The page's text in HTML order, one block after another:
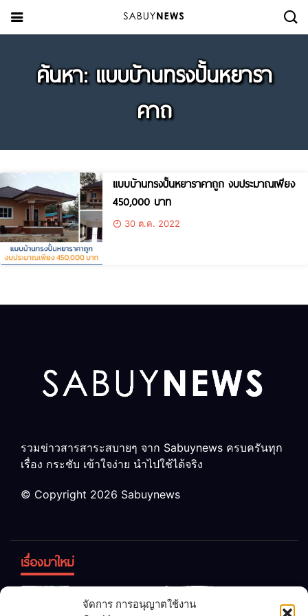
จัดการ การอนุญาตใช้งาน
ค้นหา: แบบบ้านทรงปั้นหยารา
คาถ
แบบบ้านทรงปั้นหยาราคาถูก งบประมาณเพียง
450,000 บาท￼
30 ต.ค. 2022
รวมข่าวสารสาระสบายๆ จาก Sabuynews ครบครันทุก
เรื่อง กระชับ เข้าใจง่าย นำไปใช้ได้จริง
© Copyright 2026 Sabuynews
เรื่องมาใหม่
ทิ้ง! เปลี่ยน
หญิง 12 ขวบ